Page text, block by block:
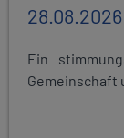
28.08.2026
Ein
Gemeinschaft